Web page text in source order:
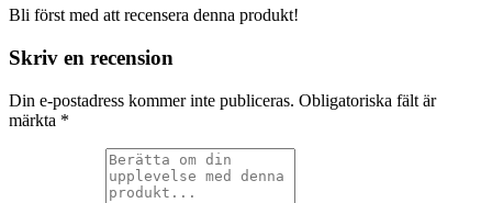
Bli först med att recensera denna produkt!
Skriv en recension
Din e-postadress kommer inte publiceras. Obligatoriska fält är
märkta *